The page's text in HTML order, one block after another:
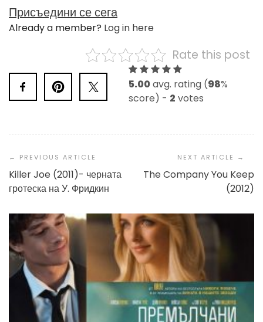
Присъедини се сега
Already a member? Log in here
Rate this post
5.00avg. rating (98%
score) - 2 votes
Navigation
Killer Joe (2011)- черната
гротеска на У. Фридкин
The Company You Keep
(2012)